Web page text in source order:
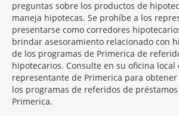
preguntas sobre los productos de
maneja hipotecas. Se prohíbe a los
presentarse como corredores
brindar asesoramiento relacionado con
de los programas de Primerica de
hipotecarios. Consulte en su oficina local
representante de Primerica para
los programas de referidos de
Primerica.